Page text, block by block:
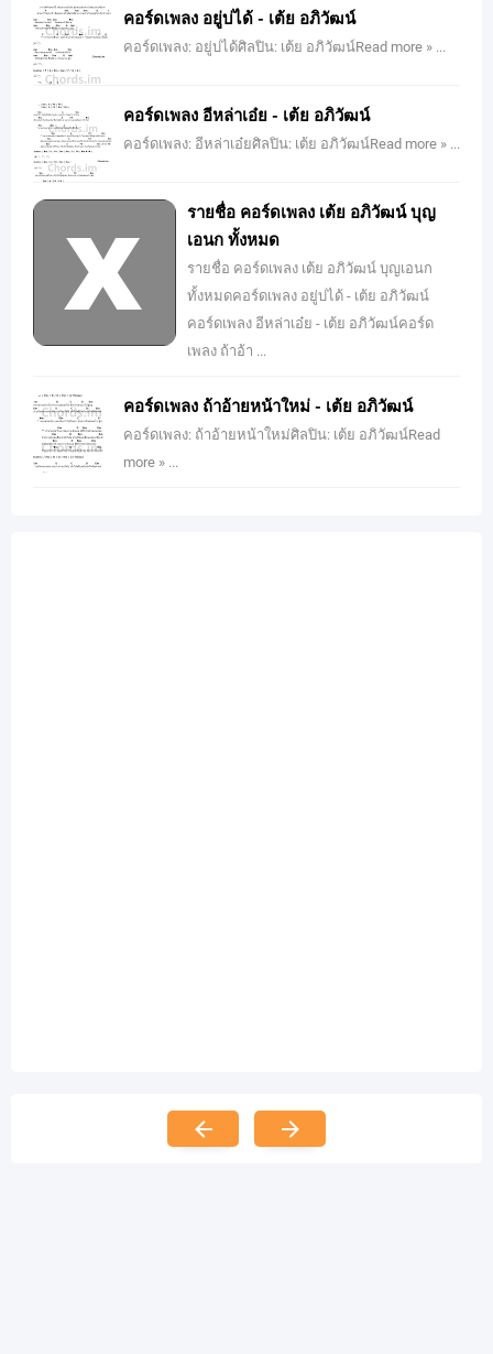
คอร์ดเพลง อยู่บ่ได้ - เต้ย อภิวัฒน์
คอร์ดเพลง: อยู่บ่ได้ศิลปิน: เต้ย อภิวัฒน์Read more » ...
คอร์ดเพลง อีหล่าเอ๋ย - เต้ย อภิวัฒน์
คอร์ดเพลง: อีหล่าเอ๋ยศิลปิน: เต้ย อภิวัฒน์Read more » ...
รายชื่อ คอร์ดเพลง เต้ย อภิวัฒน์ บุญ
เอนก ทั้งหมด
รายชื่อ คอร์ดเพลง เต้ย อภิวัฒน์ บุญเอนก
ทั้งหมดคอร์ดเพลง อยู่บ่ได้ - เต้ย อภิวัฒน์
คอร์ดเพลง อีหล่าเอ๋ย - เต้ย อภิวัฒน์คอร์ด
เพลง ถ้าอ้า ...
คอร์ดเพลง ถ้าอ้ายหน้าใหม่ - เต้ย อภิวัฒน์
คอร์ดเพลง: ถ้าอ้ายหน้าใหม่ศิลปิน: เต้ย อภิวัฒน์Read
more » ...